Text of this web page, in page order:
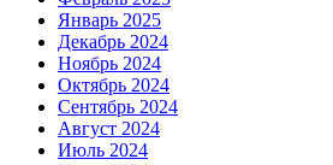
Январь 2025
Декабрь 2024
Ноябрь 2024
Октябрь 2024
Сентябрь 2024
Август 2024
Июль 2024